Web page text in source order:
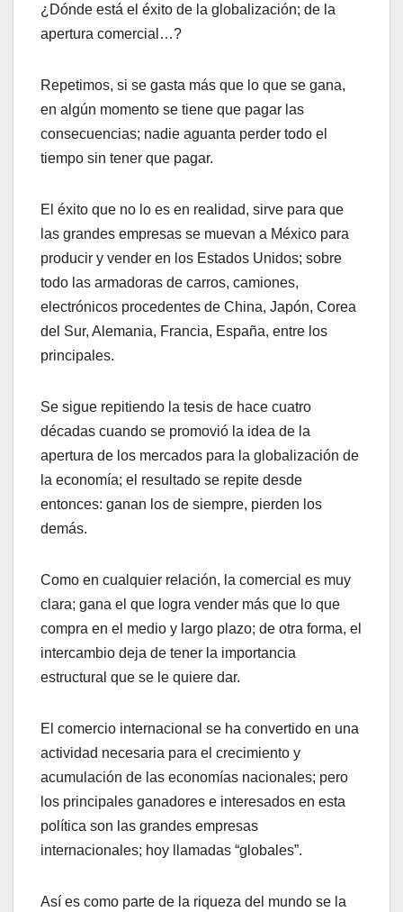
¿Dónde está el éxito de la globalización; de la
apertura comercial…?
Repetimos, si se gasta más que lo que se gana,
en algún momento se tiene que pagar las
consecuencias; nadie aguanta perder todo el
tiempo sin tener que pagar.
El éxito que no lo es en realidad, sirve para que
las grandes empresas se muevan a México para
producir y vender en los Estados Unidos; sobre
todo las armadoras de carros, camiones,
electrónicos procedentes de China, Japón, Corea
del Sur, Alemania, Francia, España, entre los
principales.
Se sigue repitiendo la tesis de hace cuatro
décadas cuando se promovió la idea de la
apertura de los mercados para la globalización de
la economía; el resultado se repite desde
entonces: ganan los de siempre, pierden los
demás.
Como en cualquier relación, la comercial es muy
clara; gana el que logra vender más que lo que
compra en el medio y largo plazo; de otra forma, el
intercambio deja de tener la importancia
estructural que se le quiere dar.
El comercio internacional se ha convertido en una
actividad necesaria para el crecimiento y
acumulación de las economías nacionales; pero
los principales ganadores e interesados en esta
política son las grandes empresas
internacionales; hoy llamadas “globales”.
Así es como parte de la riqueza del mundo se la